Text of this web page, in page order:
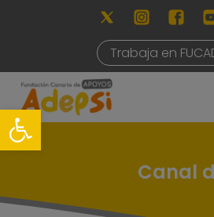
Trabaja en
Canal